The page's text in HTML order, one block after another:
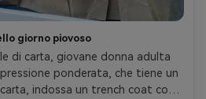
giorno piovoso
di carta, giovane donna adulta
ponderata, che tiene un
indossa un trench coat con